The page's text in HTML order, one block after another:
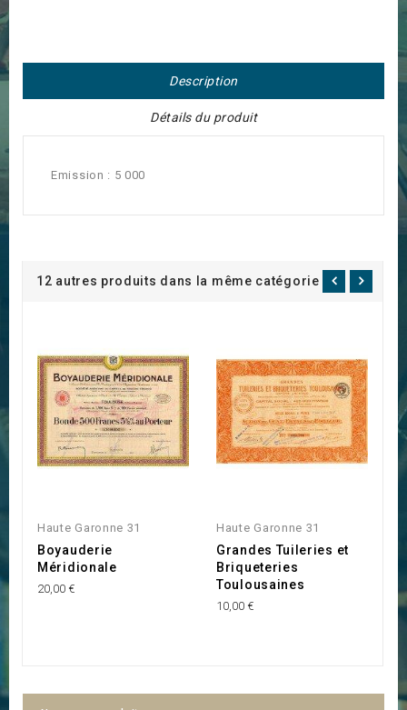
Description
Détails du produit
Emission : 5 000
12 autres produits dans la même catégorie :
Haute Garonne 31
Boyauderie
Méridionale
20,00 €
Haute Garonne 31
Grandes Tuileries et
Briqueteries
Toulousaines
10,00 €